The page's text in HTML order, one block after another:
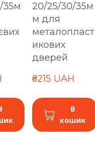
35м
20/25/30/35м
м для
металопласт
икових
дверей
₴215 UAH
В
кошик